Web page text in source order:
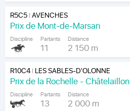
R5C5|AVENCHES
Prix de Mont-de-Marsan
Discipline Partants
11
Distance
2 150 m
R10C4| LES SABLES-D'OLONNE
Prix de la Rochelle - Châtelaillon
Discipline Partants
13
Distance
2 000 m